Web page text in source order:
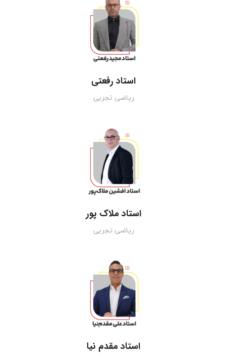
استاد رفعتی
ریاضی تجربی
استاد ملاک پور
ریاضی تجربی
استاد مقدم نیا